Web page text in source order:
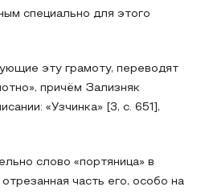
специально для этого
эту грамоту, переводят
причём Зализняк
«Узчинка» [3, с. 651],
слово «портяница» в
часть его, особо на